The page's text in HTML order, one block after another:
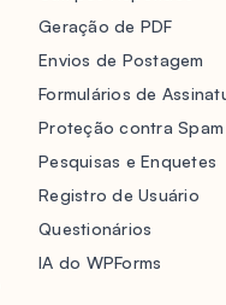
Geração de PDF
Envios de Postagem
Formulários de
Proteção contra Spam
Pesquisas e Enquetes
Registro de Usuário
Questionários
IA do WPForms